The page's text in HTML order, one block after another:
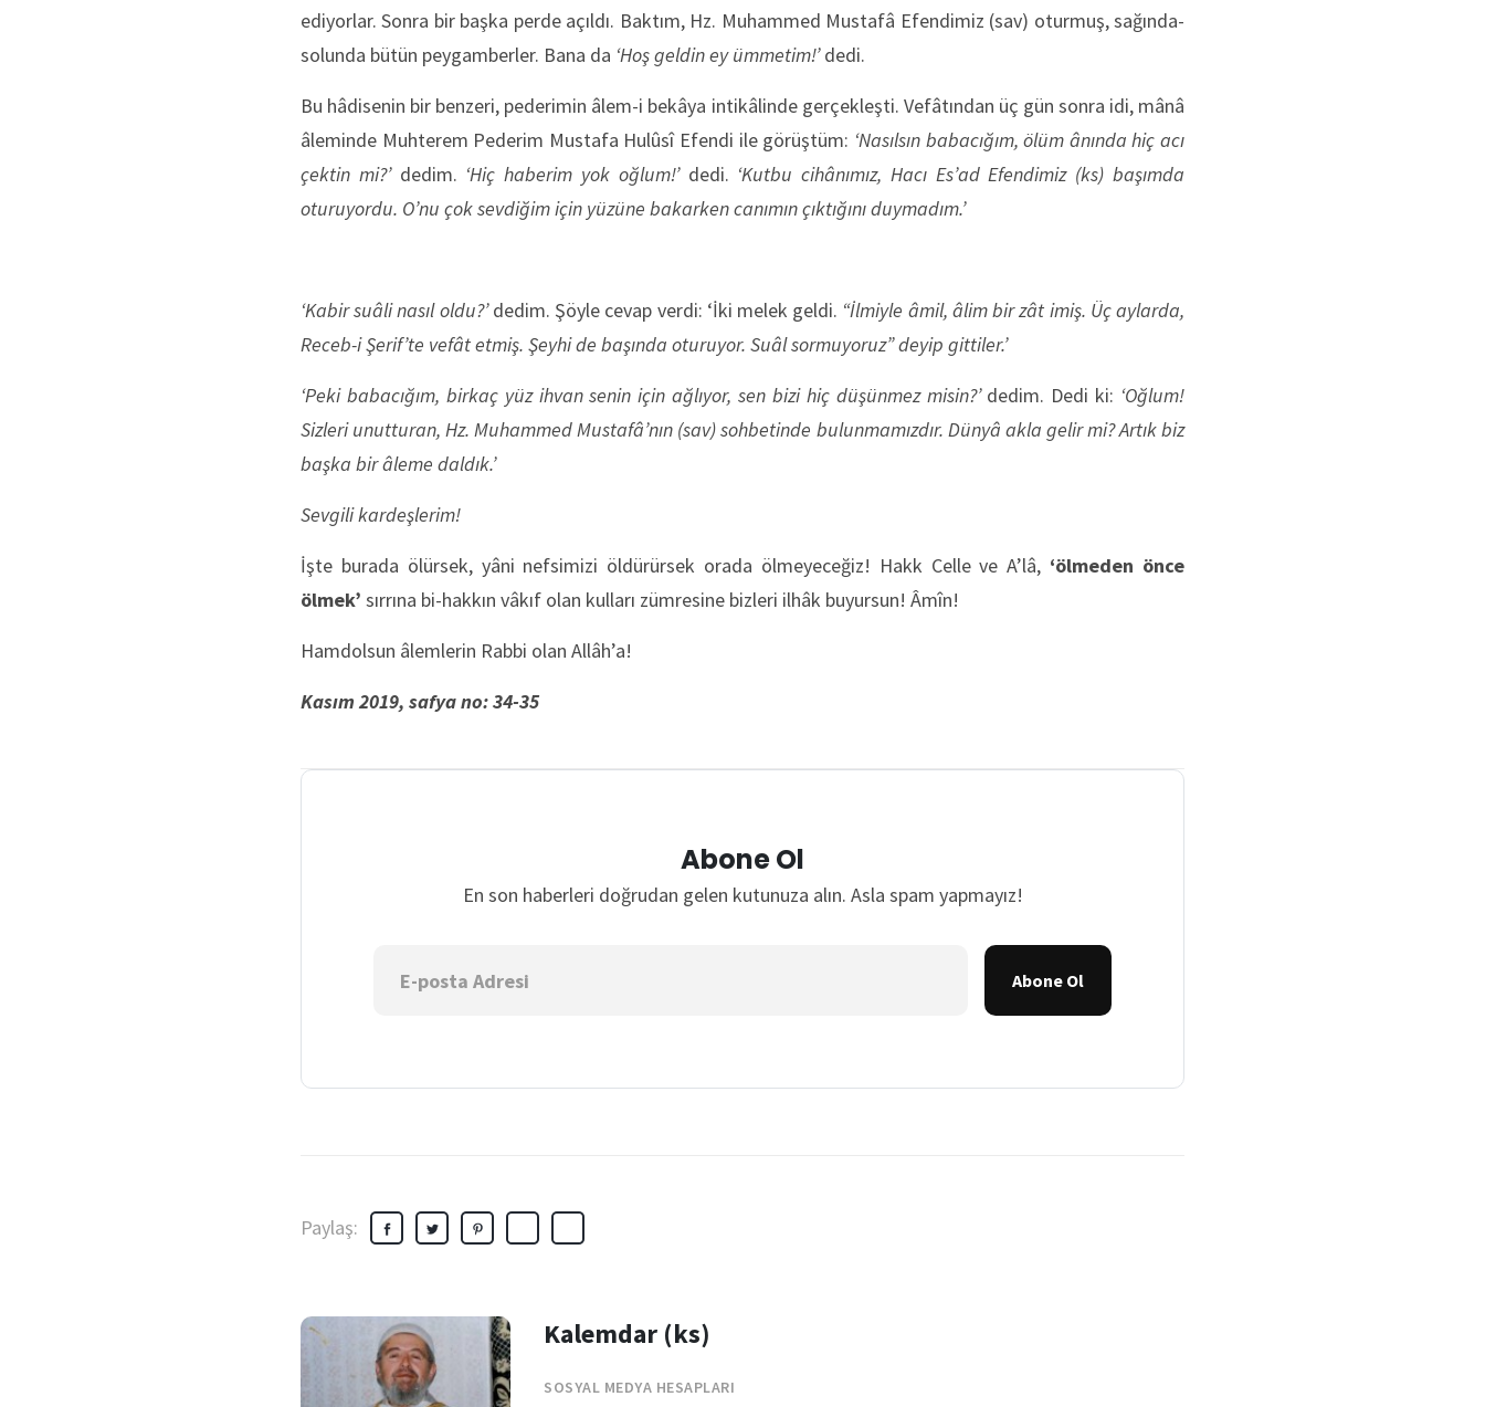
ediyorlar. Sonra bir başka perde açıldı. Baktım, Hz. Muhammed Mustafâ Efendimiz (sav) oturmuş, sağında-
solunda bütün peygamberler. Bana da ‘Hoş geldin ey ümmetim!’dedi.
Bu hâdisenin bir benzeri, pederimin âlem-i bekâya intikâlinde gerçekleşti. Vefâtından üç gün sonra idi, mânâ
âleminde Muhterem Pederim Mustafa Hulûsî Efendi ile görüştüm: ‘Nasılsın babacığım, ölüm ânında hiç acı
çektin mi?’ dedim. ‘Hiç haberim yok oğlum!’dedi. ‘Kutbu cihânımız, Hacı Es’ad Efendimiz (ks) başımda
oturuyordu. O’nu çok sevdiğim için yüzüne bakarken canımın çıktığını duymadım.’
‘Kabir suâli nasıl oldu?’dedim. Şöyle cevap verdi: ‘İki melek geldi. “İlmiyle âmil, âlim bir zât imiş. Üç aylarda,
Receb-i Şerif’te vefât etmiş. Şeyhi de başında oturuyor. Suâl sormuyoruz” deyip gittiler.’
‘Peki babacığım, birkaç yüz ihvan senin için ağlıyor, sen bizi hiç düşünmez misin?’dedim. Dedi ki: ‘Oğlum!
Sizleri unutturan, Hz. Muhammed Mustafâ’nın (sav) sohbetinde bulunmamızdır. Dünyâ akla gelir mi? Artık biz
başka bir âleme daldık.’
Sevgili kardeşlerim!
İşte burada ölürsek, yâni nefsimizi öldürürsek orada ölmeyeceğiz! Hakk Celle ve A’lâ, ‘ölmeden önce
ölmek’ sırrına bi-hakkın vâkıf olan kulları zümresine bizleri ilhâk buyursun! Âmîn!
Hamdolsun âlemlerin Rabbi olan Allâh’a!
Kasım 2019, safya no: 34-35
Abone Ol
En son haberleri doğrudan gelen kutunuza alın. Asla spam yapmayız!
Abone Ol
Paylaş:
Kalemdar (ks)
SOSYAL MEDYA HESAPLARI